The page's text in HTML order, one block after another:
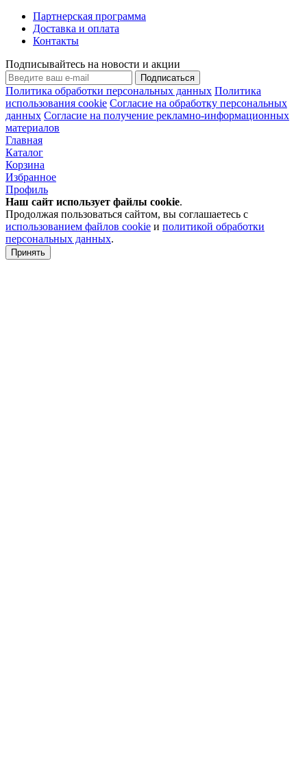
Партнерская программа
Доставка и оплата
Контакты
Подписывайтесь на новости и акции
Подписаться
Политика обработки персональных данных Политика
использования cookie Согласие на обработку персональных
данных Согласие на получение рекламно-информационных
материалов
Главная
Каталог
Корзина
Избранное
Профиль
Наш сайт использует файлы cookie.
Продолжая пользоваться сайтом, вы соглашаетесь с
использованием файлов cookie и политикой обработки
персональных данных.
Принять